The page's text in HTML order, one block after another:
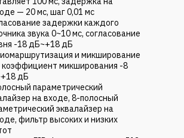
— 20 мс, шаг 0,01 мс
задержки каждого
звука 0~10 мс, согласование
-18 дБ~+18 дБ
и микширование
коэффициент микширования -8
дБ
параметрический
на входе, 8-полосный
эквалайзер на
фильтр высоких и низких